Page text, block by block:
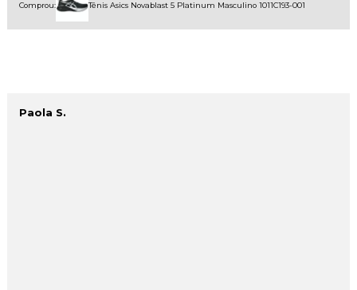
Comprou: Tênis Asics Novablast 5 Platinum Masculino 1011C193-001
Paola S.